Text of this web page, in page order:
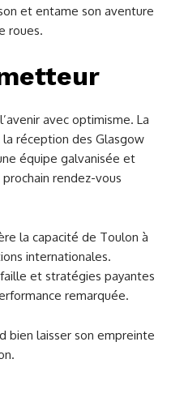
et entame son aventure
roues.
avec optimisme. La
la réception des Glasgow
équipe galvanisée et
rendez-vous
la capacité de Toulon à
internationales.
et stratégies payantes
remarquée.
bien laisser son empreinte